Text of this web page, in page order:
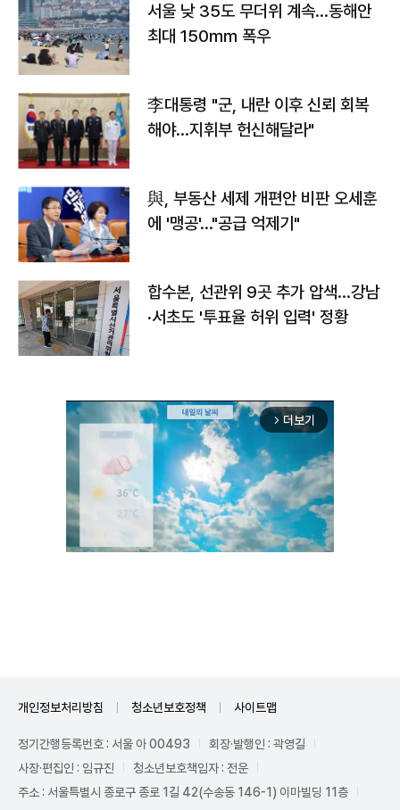
서울 낮 35도 무더위 계속…동해안
최대 150㎜ 폭우
李대통령 "군, 내란 이후 신뢰 회복
해야…지휘부 헌신해달라"
與, 부동산 세제 개편안 비판 오세훈
에 '맹공'…"공급 억제기"
합수본, 선관위 9곳 추가 압색…강남
·서초도 '투표율 허위 입력' 정황
arrow_forward_ios 더보기
개인정보처리방침 청소년보호정책 사이트맵
정기간행등록번호 : 서울 아 00493
회장·발행인 : 곽영길
사장·편집인 : 임규진
청소년보호책임자 : 전운
주소 : 서울특별시 종로구 종로 1길 42(수송동 146-1) 이마빌딩 11층